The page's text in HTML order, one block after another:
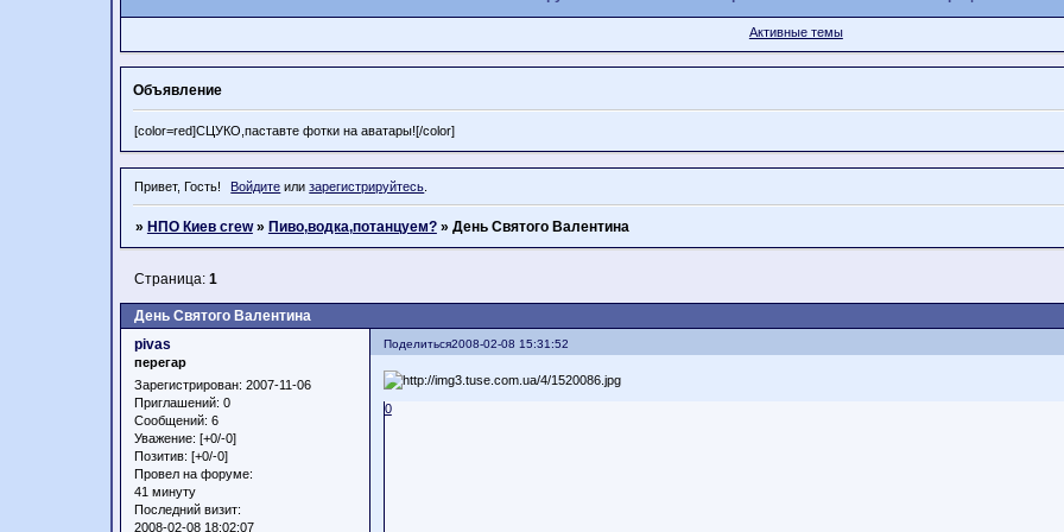
Активные темы
Объявление
[color=red]СЦУКО,паставте фотки на аватары![/color]
Привет, Гость! Войдите илизарегистрируйтесь
» НПО Киев crew » Пиво,водка,потанцуем? » День Святого Валентина
День Святого Валентина
Страница: 1
Поделиться2008-02-08 15:31:52
pivas
перегар
Зарегистрирован: 2007-11-06
Приглашений: 0
Сообщений: 6
Уважение: [+0/-0]
Позитив: [+0/-0]
Провел на форуме:
41 минуту
Последний визит:
2008-02-08 18:02:07
0